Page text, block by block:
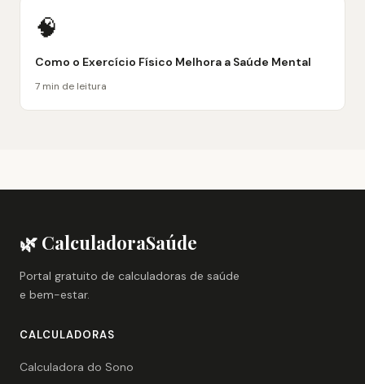
🧠
Como o Exercício Físico Melhora a Saúde Mental
7 min de leitura
🌿 CalculadoraSaúde
Portal gratuito de calculadoras de saúde
e bem-estar.
CALCULADORAS
Calculadora do Sono